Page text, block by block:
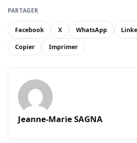
PARTAGER
Facebook X WhatsApp
Copier Imprimer
Jeanne-Marie SAGNA